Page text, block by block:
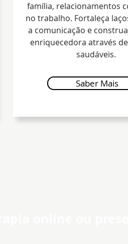
família, relacionamentos
no trabalho. Fortaleça
a comunicação e
enriquecedora através
saudáveis.
Saber Mais